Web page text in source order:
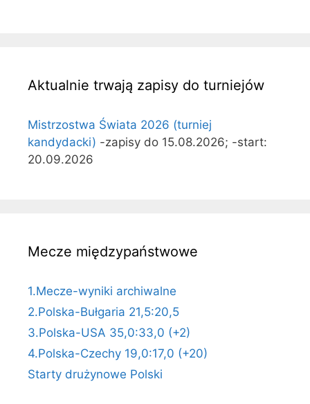
Aktualnie trwają zapisy do turniejów
Mistrzostwa Świata 2026 (turniej
kandydacki) -zapisy do 15.08.2026; -start:
20.09.2026
Mecze międzypaństwowe
1.Mecze-wyniki archiwalne
2.Polska-Bułgaria 21,5:20,5
3.Polska-USA 35,0:33,0 (+2)
4.Polska-Czechy 19,0:17,0 (+20)
Starty drużynowe Polski